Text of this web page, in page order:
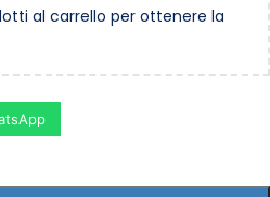
al carrello per ottenere la